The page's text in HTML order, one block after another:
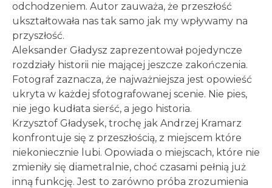
odchodzeniem. Autor zauważa, że przeszłość
ukształtowała nas tak samo jak my wpływamy na
przyszłość.
Aleksander Gładysz zaprezentował pojedyncze
rozdziały historii nie mającej jeszcze zakończenia.
Fotograf zaznacza, że najważniejsza jest opowieść
ukryta w każdej sfotografowanej scenie. Nie pies,
nie jego kudłata sierść, a jego historia.
Krzysztof Gładysek, trochę jak Andrzej Kramarz
konfrontuje się z przeszłością, z miejscem które
niekoniecznie lubi. Opowiada o miejscach, które nie
zmieniły się diametralnie, choć czasami pełnią już
inną funkcję. Jest to zarówno próba zrozumienia